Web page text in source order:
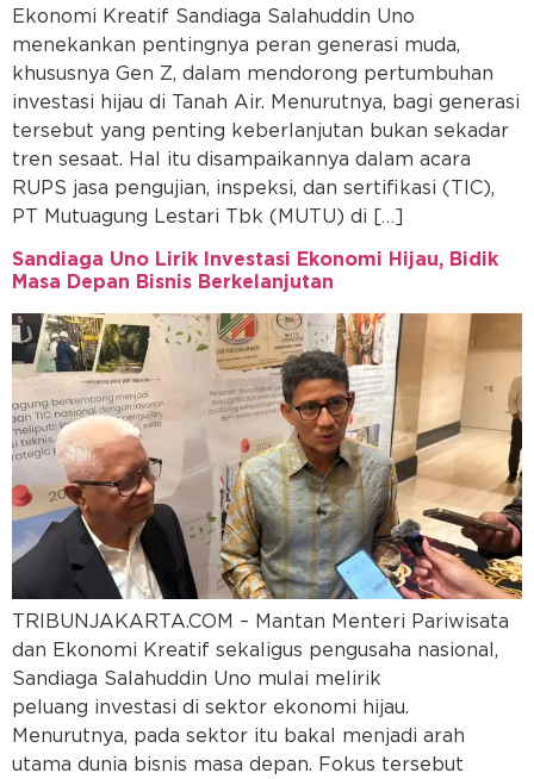
Ekonomi Kreatif Sandiaga Salahuddin Uno
menekankan pentingnya peran generasi muda,
khususnya Gen Z, dalam mendorong pertumbuhan
investasi hijau di Tanah Air. Menurutnya, bagi generasi
tersebut yang penting keberlanjutan bukan sekadar
tren sesaat. Hal itu disampaikannya dalam acara
RUPS jasa pengujian, inspeksi, dan sertifikasi (TIC),
PT Mutuagung Lestari Tbk (MUTU) di […]
Sandiaga Uno Lirik Investasi Ekonomi Hijau, Bidik
Masa Depan Bisnis Berkelanjutan
TRIBUNJAKARTA.COM – Mantan Menteri Pariwisata
dan Ekonomi Kreatif sekaligus pengusaha nasional,
Sandiaga Salahuddin Uno mulai melirik
peluang investasi di sektor ekonomi hijau.
Menurutnya, pada sektor itu bakal menjadi arah
utama dunia bisnis masa depan. Fokus tersebut